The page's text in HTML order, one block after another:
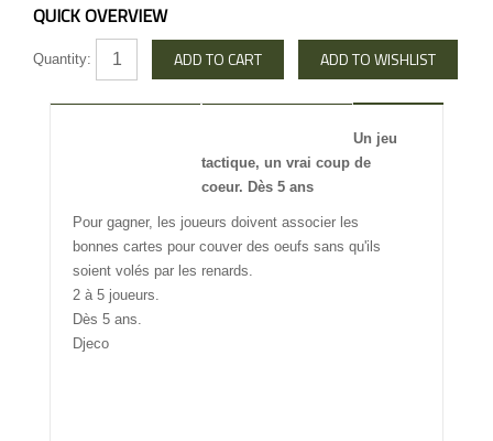
QUICK OVERVIEW
Quantity:
Un jeu
tactique, un vrai coup de
coeur. Dès 5 ans
Pour gagner, les joueurs doivent associer les
bonnes cartes pour couver des oeufs sans qu'ils
soient volés par les renards.
2 à 5 joueurs.
Dès 5 ans.
Djeco